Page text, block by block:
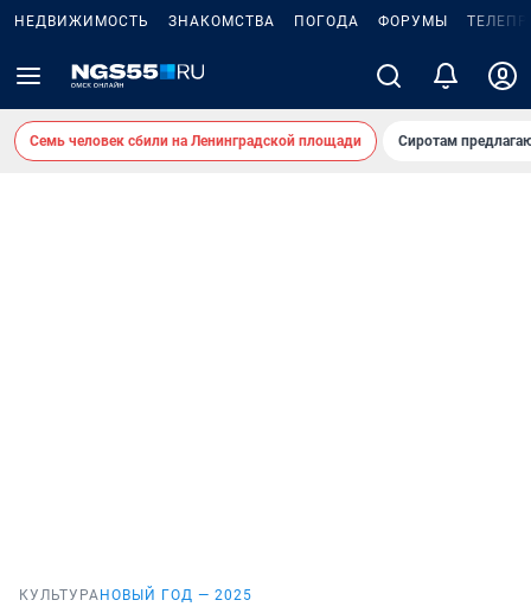
НЕДВИЖИМОСТЬ ЗНАКОМСТВА ПОГОДА ФОРУМЫ
Семь человек сбили на Ленинградской площади Сиротам
КУЛЬТУРА НОВЫЙ ГОД — 2025